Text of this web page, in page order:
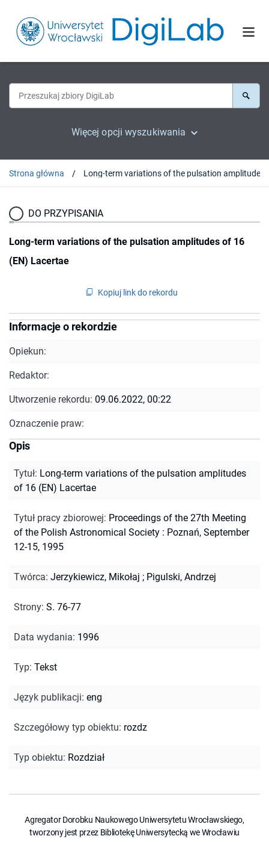
Więcej opcji wyszukiwania
Strona główna
DO PRZYPISANIA
Long-term variations of the pulsation amplitudes of 16
(EN) Lacertae
Kopiuj link do rekordu
Informacje o rekordzie
Opiekun:
Redaktor:
Utworzenie rekordu: 09.06.2022, 00:22
Oznaczenie praw:
Opis
Tytuł: Long-term variations of the pulsation amplitudes
of 16 (EN) Lacertae
Tytuł pracy zbiorowej: Proceedings of the 27th Meeting
of the Polish Astronomical Society : Poznań, September
12-15, 1995
Twórca: Jerzykiewicz, Mikołaj ; Pigulski, Andrzej
Strony: S. 76-77
Data wydania: 1996
Typ: Tekst
Język publikacji: eng
Szczegółowy typ obiektu: rozdz
Typ obiektu: Rozdział
Agregator Dorobku Naukowego Uniwersytetu Wrocławskiego,
tworzony jest przez Bibliotekę Uniwersytecką we Wrocławiu